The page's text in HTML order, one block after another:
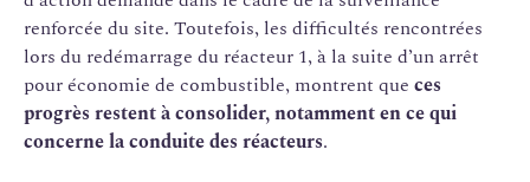
renforcée du site. Toutefois, les difficultés rencontrées
lors du redémarrage du réacteur 1, à la suite d’un arrêt
pour économie de combustible, montrent que ces
progrès restent à consolider, notamment en ce qui
concerne la conduite des réacteurs.